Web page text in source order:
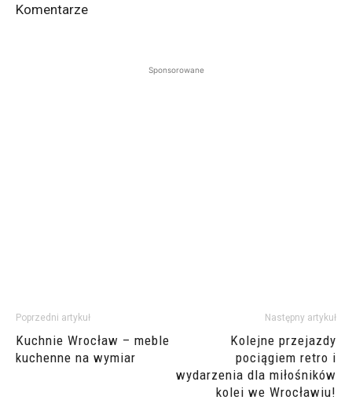
Komentarze
Sponsorowane
Poprzedni artykuł
Kuchnie Wrocław – meble
kuchenne na wymiar
Następny artykuł
Kolejne przejazdy
pociągiem retro i
wydarzenia dla miłośników
kolei we Wrocławiu!